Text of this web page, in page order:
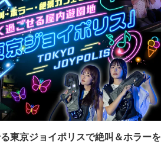
東京ジョイポリスで絶叫＆ホラーを